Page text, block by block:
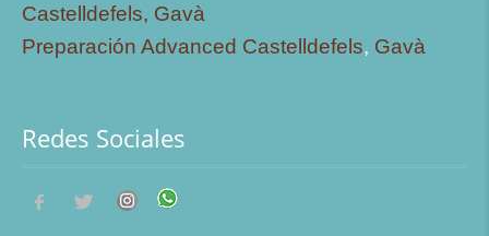
Castelldefels, Gavà
Preparación Advanced Castelldefels, Gavà
Redes Sociales